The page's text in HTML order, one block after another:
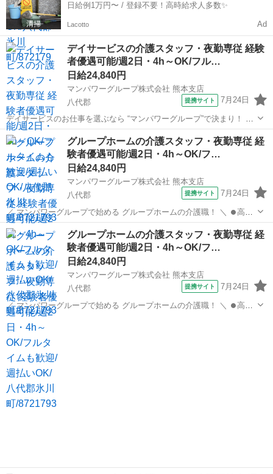
日給例1万円〜 / 登録不要！高時給求人多数✨
Lacotto Ad
デイサービスの介護スタッフ・夜勤専従 経験
者優遇可能/週2日・4h～OK/フル…
日給24,840円
マンパワーグループ株式会社 熊本支店
八代郡
提携サイト 7月24日
デイサービスのお仕事を選ぶなら “マンパワーグループ”で決まり！ ✅️
高時給で稼げる！ ✅️ライフスタイルに合わせて働ける！ ✅️資格取得支
援など福利厚生充実！ ✅️大手なので安定性抜群！ ...
熊本
グループホームの介護スタッフ・夜勤専従 経
験者優遇可能/週2日・4h～OK/フ…
日給24,840円
マンパワーグループ株式会社 熊本支店
八代郡
提携サイト 7月24日
／ マンパワーグループで始める グループホームの介護職！ ＼ ⏺️高時
給で稼げる！ ⏺️ライフスタイルに合わせて働ける！ ⏺️資格取得支援な
ど福利厚生充実！ ⏺️大手なので安定性抜群！ ...
熊本
グループホームの介護スタッフ・夜勤専従 経
験者優遇可能/週2日・4h～OK/フ…
日給24,840円
マンパワーグループ株式会社 熊本支店
八代郡
提携サイト 7月24日
／ マンパワーグループで始める グループホームの介護職！ ＼ ⏺️高時
給で稼げる！ ⏺️ライフスタイルに合わせて働ける！ ⏺️資格取得支援な
熊本